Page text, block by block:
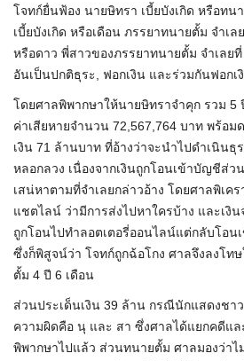
โจทก์ยื่นฟ้อง นายษิทรา เบี้ยบังเกิด หรือท
เบี้ยบังเกิด หรือเดือน ภรรยาทนายตั้ม จำเ
หรือดาว พี่สาวของภรรยาทนายตั้ม จำเลย
อันเป็นปกติธุระ, ฟอกเงิน และร่วมกันฟอก
โดยศาลพิพากษาให้นายษิทราจำคุก รวม 5
ค่าเสียหายจำนวน 72,567,764 บาท พร้อม
เงิน 71 ล้านบาท ที่อ้างว่าจะนำไปดำเนินธุ
หลอกลวง เนื่องจากเงินถูกโอนเข้าบัญชีส่ว
เสน่หาตามที่จำเลยกล่าวอ้าง โดยศาลพิเค
แชตไลน์ ว่ามีการส่งไปหาใครบ้าง และเงิ
ถูกโอนไปทำลอตเตอรี่ออนไลน์แต่กลับโอน
ซึ่งก็พิสูจน์ว่า โจทก์ถูกฉ้อโกง ศาลจึงลงโท
ตั้ม 4 ปี 6 เดือน
ส่วนประเด็นเงิน 39 ล้าน กรณีนักแสดงชา
ความผิดคือ นุ และ สา ซึ่งศาลได้แยกคดีแ
พิพากษาไปแล้ว ส่วนทนายตั้ม ศาลมองว่าไ